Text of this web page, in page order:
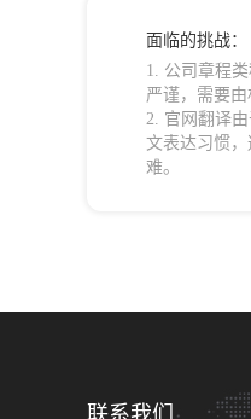
面临的挑战：
1. 公司章程
严谨，需要由
2. 官网翻译
文表达习惯
难。
联系我们